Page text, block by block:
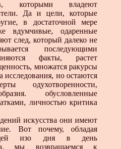
которыми владеют
Да и цели, которые
в достаточной мере
вдумчивые, одаренные
след, который далеко не
последующими
факты, растет
множатся ракурсы
исследования, но остаются
одухотворенности,
обусловленные
личностью критика
искусства они имеют
Вот почему, обладая
изо дня в день
мы возвращаемся к